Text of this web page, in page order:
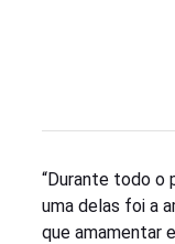
“Durante todo o
uma delas foi a
que amamentar